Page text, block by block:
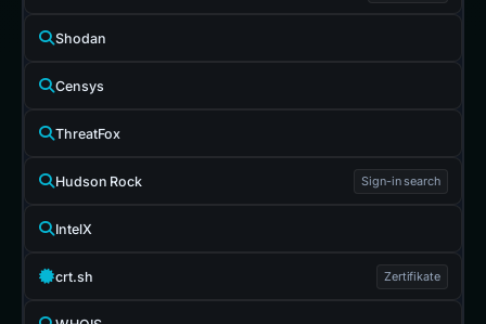
Shodan
Censys
ThreatFox
Hudson Rock Sign-in search
IntelX
crt.sh Zertifikate